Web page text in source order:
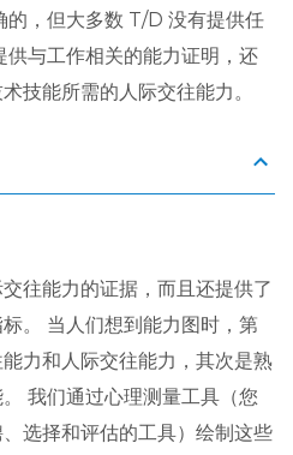
的，但大多数 T/D 没有提供任
与工作相关的能力证明，还
技能所需的人际交往能力。
往能力的证据，而且还提供了
。 当人们想到能力图时，第
力和人际交往能力，其次是熟
我们通过心理测量工具（您
选择和评估的工具）绘制这些